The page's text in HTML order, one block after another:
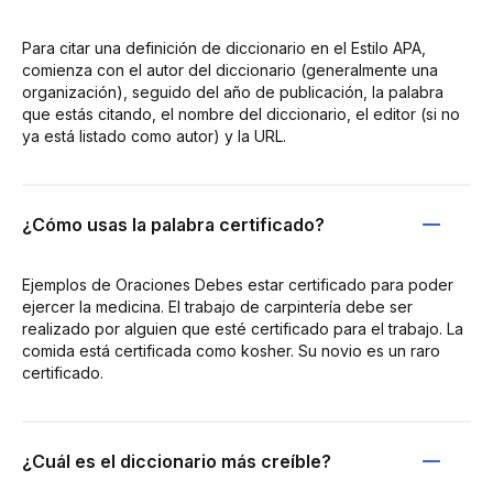
Para citar una definición de diccionario en el Estilo APA,
comienza con el autor del diccionario (generalmente una
organización), seguido del año de publicación, la palabra
que estás citando, el nombre del diccionario, el editor (si no
ya está listado como autor) y la URL.
¿Cómo usas la palabra certificado?
Ejemplos de Oraciones Debes estar certificado para poder
ejercer la medicina. El trabajo de carpintería debe ser
realizado por alguien que esté certificado para el trabajo. La
comida está certificada como kosher. Su novio es un raro
certificado.
¿Cuál es el diccionario más creíble?